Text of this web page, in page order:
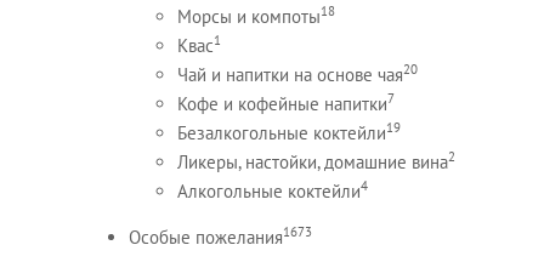
Морсы и компоты18
Квас1
Чай и напитки на основе чая20
Кофе и кофейные напитки7
Безалкогольные коктейли19
Ликеры, настойки, домашние вина2
Алкогольные коктейли4
Особые пожелания1673